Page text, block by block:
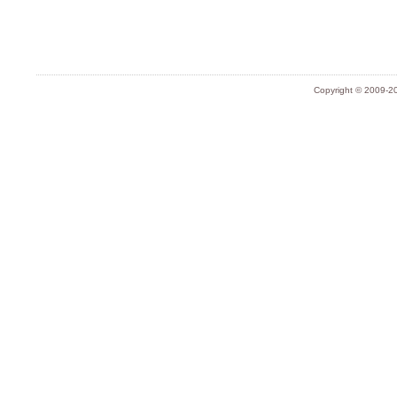
Copyright © 2009-